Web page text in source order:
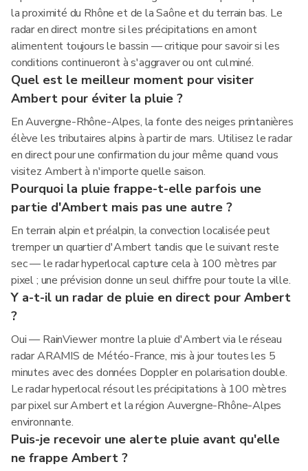
la proximité du Rhône et de la Saône et du terrain bas. Le
radar en direct montre si les précipitations en amont
alimentent toujours le bassin — critique pour savoir si les
conditions continueront à s'aggraver ou ont culminé.
Quel est le meilleur moment pour visiter
Ambert pour éviter la pluie ?
En Auvergne-Rhône-Alpes, la fonte des neiges printanières
élève les tributaires alpins à partir de mars. Utilisez le radar
en direct pour une confirmation du jour même quand vous
visitez Ambert à n'importe quelle saison.
Pourquoi la pluie frappe-t-elle parfois une
partie d'Ambert mais pas une autre ?
En terrain alpin et préalpin, la convection localisée peut
tremper un quartier d'Ambert tandis que le suivant reste
sec — le radar hyperlocal capture cela à 100 mètres par
pixel ; une prévision donne un seul chiffre pour toute la ville.
Y a-t-il un radar de pluie en direct pour Ambert
?
Oui — RainViewer montre la pluie d'Ambert via le réseau
radar ARAMIS de Météo-France, mis à jour toutes les 5
minutes avec des données Doppler en polarisation double.
Le radar hyperlocal résout les précipitations à 100 mètres
par pixel sur Ambert et la région Auvergne-Rhône-Alpes
environnante.
Puis-je recevoir une alerte pluie avant qu'elle
ne frappe Ambert ?